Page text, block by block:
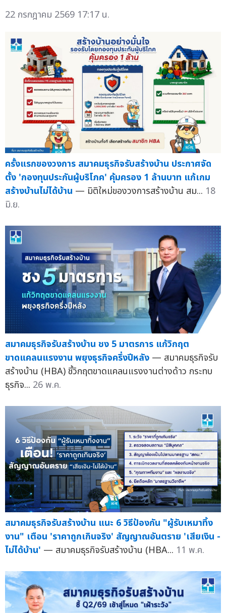
22 กรกฎาคม 2569 17:17 น.
ครั้งแรกของวงการ สมาคมธุรกิจรับสร้างบ้าน ประกาศจัด
ตั้ง 'กองทุนประกันผู้บริโภค' คุ้มครอง 1 ล้านบาท แก้เกม
สร้างบ้านไม่ได้บ้าน — มิติใหม่ของวงการสร้างบ้าน สม... 18
มิ.ย.
สมาคมธุรกิจรับสร้างบ้าน ชง 5 มาตรการ แก้วิกฤต
ขาดแคลนแรงงาน พยุงธุรกิจครึ่งปีหลัง — สมาคมธุรกิจรับ
สร้างบ้าน (HBA) ชี้วิกฤตขาดแคลนแรงงานต่างด้าว กระทบ
ธุรกิจ... 26 พ.ค.
สมาคมธุรกิจรับสร้างบ้าน แนะ 6 วิธีป้องกัน "ผู้รับเหมาทิ้ง
งาน" เตือน 'ราคาถูกเกินจริง' สัญญาณอันตราย 'เสียเงิน -
ไม่ได้บ้าน' — สมาคมธุรกิจรับสร้างบ้าน (HBA... 11 พ.ค.